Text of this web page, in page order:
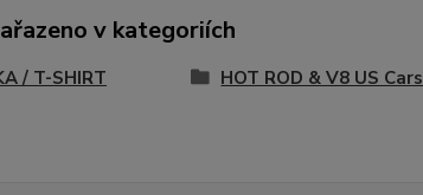
v kategoriích
/ T-SHIRT HOT ROD & V8 US Cars